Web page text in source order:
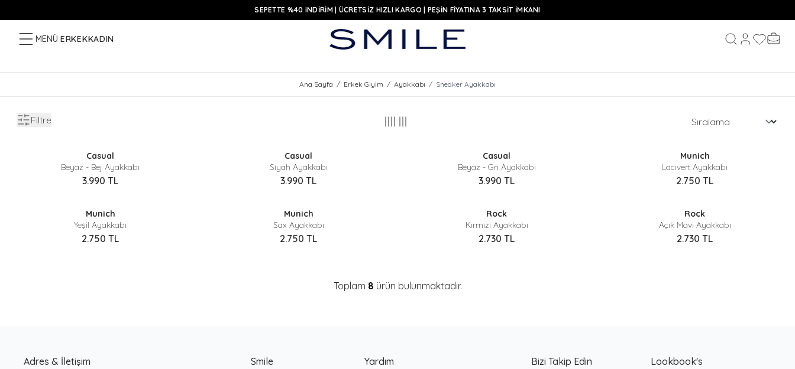
SEPETTE %40 iNDİRİM | ÜCRETSİZ HIZLI KARGO | PEŞİN FİYATINA 3 TAKSİT İMKANI
MENÜ ERKEKKADIN
Hesabım
Favorilerim
Ana Sayfa / Erkek Giyim / Ayakkabı / Sneaker Ayakkabı
Filtre
Casual
Beyaz - Bej Ayakkabı
3.990 TL
Casual
Siyah Ayakkabı
3.990 TL
Casual
Beyaz - Gri Ayakkabı
3.990 TL
Munich
Lacivert Ayakkabı
2.750 TL
Munich
Yeşil Ayakkabı
2.750 TL
Munich
Sax Ayakkabı
2.750 TL
Rock
Kırmızı Ayakkabı
2.730 TL
Rock
Açık Mavi Ayakkabı
2.730 TL
Toplam 8 ürün bulunmaktadır.
Adres & İletişim Smile Yardım Bizi Takip Edin Lookbook's